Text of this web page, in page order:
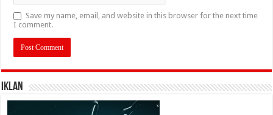
Save my name, email, and website in this browser for the next time
I comment.
IKLAN